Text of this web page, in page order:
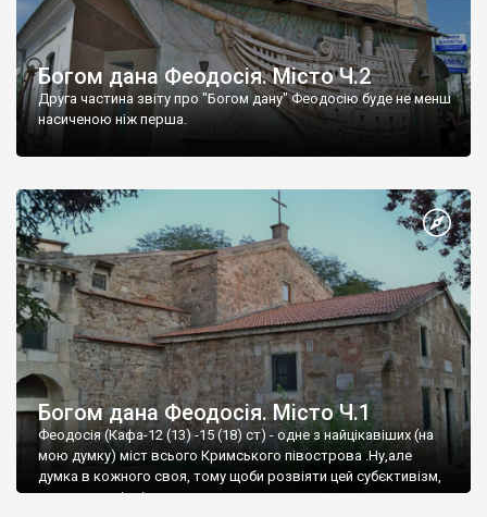
Богом дана Феодосія. Місто Ч.2
Друга частина звіту про "Богом дану" Феодосію буде не менш
насиченою ніж перша.
Богом дана Феодосія. Місто Ч.1
Феодосія (Кафа-12 (13) -15 (18) ст) - одне з найцікавіших (на
мою думку) міст всього Кримського півострова .Ну,але
думка в кожного своя, тому щоби розвіяти цей субєктивізм,
запрошую відвідати це